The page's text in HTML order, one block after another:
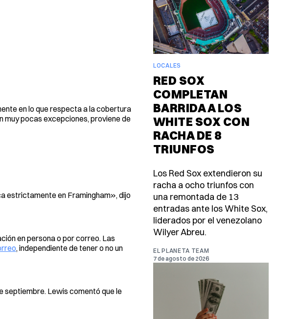
en lo que respecta a la cobertura
muy pocas excepciones, proviene de
estrictamente en Framingham», dijo
en persona o por correo. Las
, independiente de tener o no un
septiembre. Lewis comentó que le
LOCALES
RED SOX
COMPLETAN
BARRIDA A LOS
WHITE SOX CON
RACHA DE 8
TRIUNFOS
Los Red Sox extendieron su
racha a ocho triunfos con
una remontada de 13
entradas ante los White Sox,
liderados por el venezolano
Wilyer Abreu.
EL PLANETA TEAM
7 de agosto de 2026